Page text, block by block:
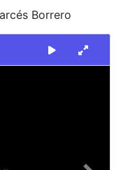
Borrero